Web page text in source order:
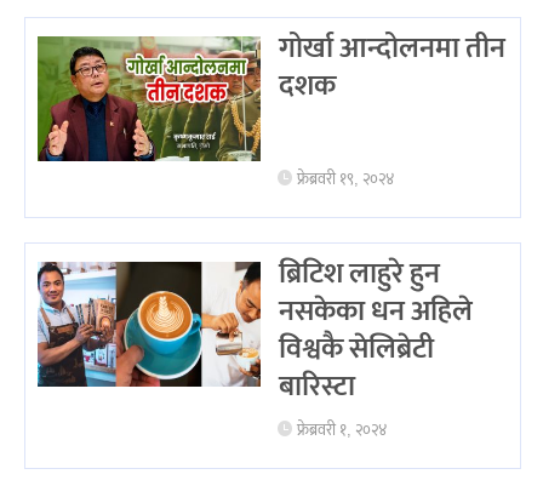
गोर्खा आन्दोलनमा तीन
दशक
फ्रेब्रवरी १९, २०२४
ब्रिटिश लाहुरे हुन
नसकेका धन अहिले
विश्वकै सेलिब्रेटी
बारिस्टा
फ्रेब्रवरी १, २०२४